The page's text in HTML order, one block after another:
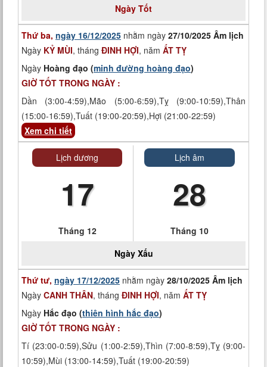
Ngày Tốt
Thứ ba, ngày 16/12/2025 nhằm ngày 27/10/2025 Âm lịch
Ngày KỶ MÙI, tháng ĐINH HỢI, năm ẤT TỴ
Ngày Hoàng đạo (minh đường hoàng đạo)
GIỜ TỐT TRONG NGÀY :
Dần (3:00-4:59),Mão (5:00-6:59),Tỵ (9:00-10:59),Thân
(15:00-16:59),Tuất (19:00-20:59),Hợi (21:00-22:59)
Xem chi tiết
Lịch dương
17
Tháng 12
Lịch âm
28
Tháng 10
Ngày Xấu
Thứ tư, ngày 17/12/2025 nhằm ngày 28/10/2025 Âm lịch
Ngày CANH THÂN, tháng ĐINH HỢI, năm ẤT TỴ
Ngày Hắc đạo (thiên hình hắc đạo)
GIỜ TỐT TRONG NGÀY :
Tí (23:00-0:59),Sửu (1:00-2:59),Thìn (7:00-8:59),Tỵ (9:00-
10:59),Mùi (13:00-14:59),Tuất (19:00-20:59)